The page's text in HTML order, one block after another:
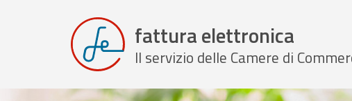
fattura elettronica
Il servizio delle Camere di